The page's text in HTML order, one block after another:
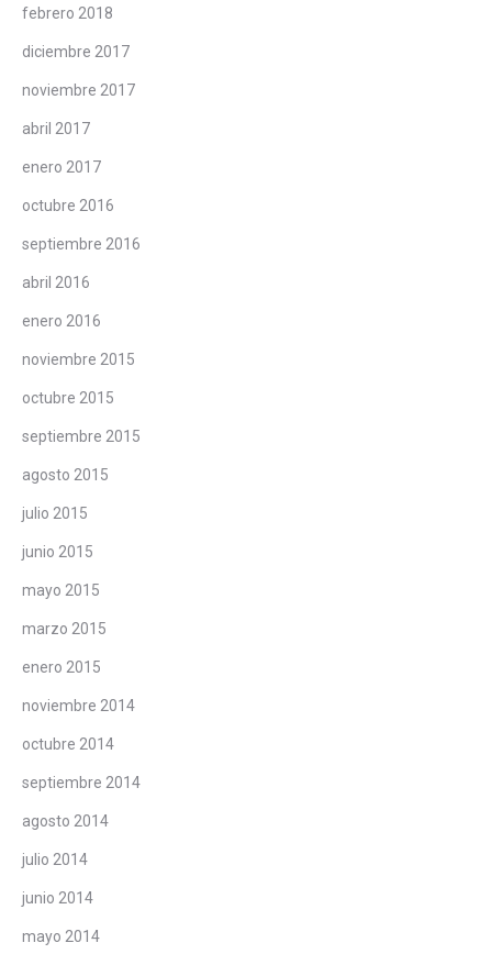
febrero 2018
diciembre 2017
noviembre 2017
abril 2017
enero 2017
octubre 2016
septiembre 2016
abril 2016
enero 2016
noviembre 2015
octubre 2015
septiembre 2015
agosto 2015
julio 2015
junio 2015
mayo 2015
marzo 2015
enero 2015
noviembre 2014
octubre 2014
septiembre 2014
agosto 2014
julio 2014
junio 2014
mayo 2014